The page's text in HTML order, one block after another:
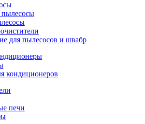
пылесосы
для пылесосов и швабр
кондиционеров
печи